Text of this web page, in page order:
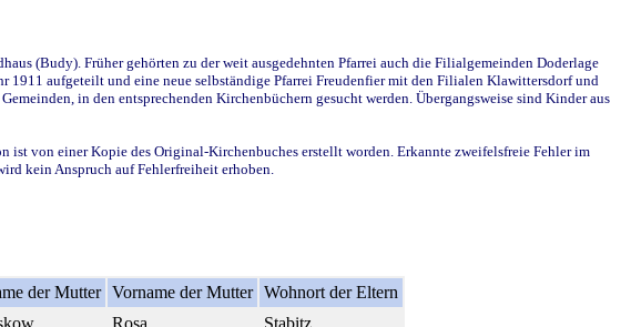
(Budy). Früher gehörten zu der weit ausgedehnten Pfarrei auch die Filialgemeinden Doderlage
aufgeteilt und eine neue selbständige Pfarrei Freudenfier mit den Filialen Klawittersdorf und
in den entsprechenden Kirchenbüchern gesucht werden. Übergangsweise sind Kinder aus
von einer Kopie des Original-Kirchenbuches erstellt worden. Erkannte zweifelsfreie Fehler im
kein Anspruch auf Fehlerfreiheit erhoben.
der Mutter Vorname der Mutter Wohnort der Eltern
Rosa
Stabitz